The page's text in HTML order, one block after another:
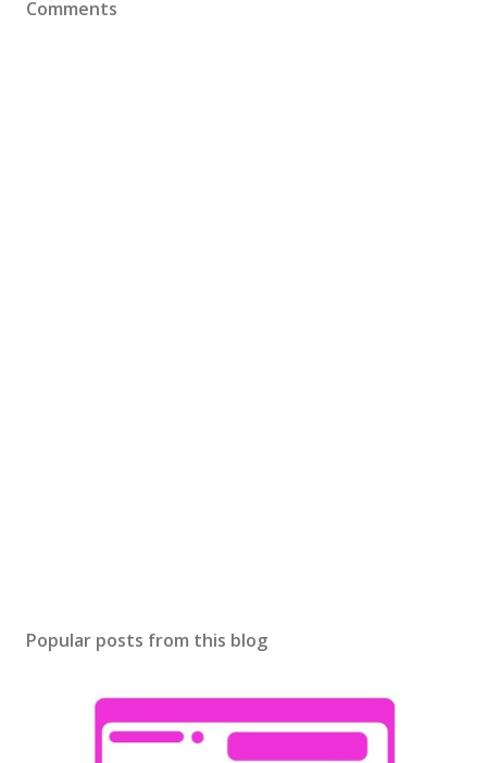
Comments
Popular posts from this blog